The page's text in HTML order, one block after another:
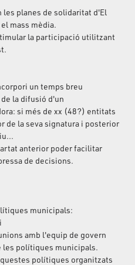
planes de solidaritat d'El
mass mèdia.
la participació utilitzant
un temps breu
la difusió d'un
si més de xx (48?) entitats
de la seva signatura i posterior
anterior poder facilitar
de decisions.
municipals:
amb l'equip de govern
les polítiques municipals.
polítiques organitzats